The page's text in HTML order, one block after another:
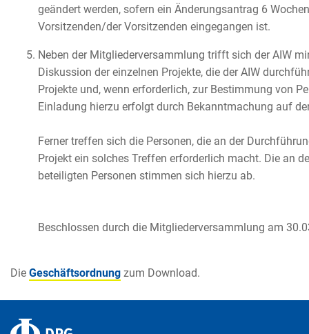
geändert werden, sofern ein Änderungsantrag 6
Vorsitzenden/der Vorsitzenden eingegangen ist.
Neben der Mitgliederversammlung trifft sich der AIW
Diskussion der einzelnen Projekte, die der AIW
Projekte und, wenn erforderlich, zur Bestimmung von
Einladung hierzu erfolgt durch Bekanntmachung auf
Ferner treffen sich die Personen, die an der
Projekt ein solches Treffen erforderlich macht. Die an
beteiligten Personen stimmen sich hierzu ab.
Beschlossen durch die Mitgliederversammlung am
Die Geschäftsordnung zum Download.